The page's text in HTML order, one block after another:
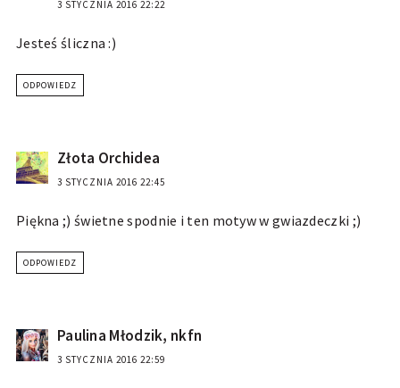
3 STYCZNIA 2016 22:22
Jesteś śliczna :)
ODPOWIEDZ
Złota Orchidea
3 STYCZNIA 2016 22:45
Piękna ;) świetne spodnie i ten motyw w gwiazdeczki ;)
ODPOWIEDZ
Paulina Młodzik, nkfn
3 STYCZNIA 2016 22:59